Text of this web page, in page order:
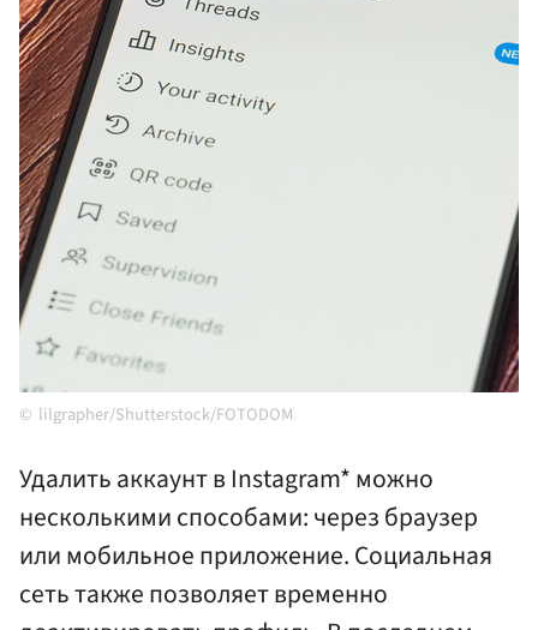
lilgrapher/Shutterstock/FOTODOM
Удалить аккаунт в Instagram* можно
несколькими способами: через браузер
или мобильное приложение. Социальная
сеть также позволяет временно